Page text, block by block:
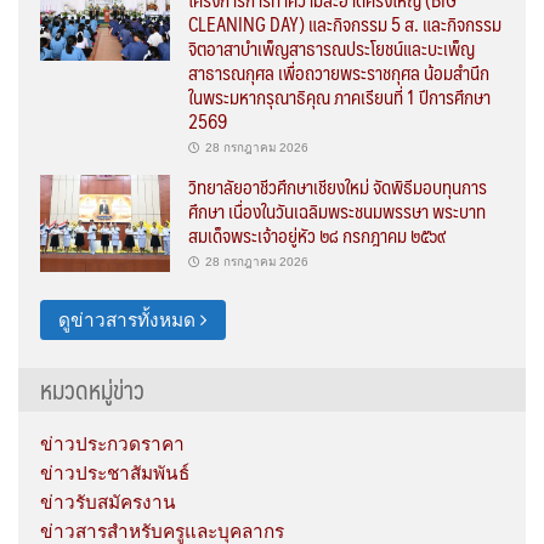
CLEANING DAY) และกิจกรรม 5 ส. และกิจกรรม
จิตอาสาบำเพ็ญสาธารณประโยชน์และบะเพ็ญ
สาธารณกุศล เพื่อถวายพระราชกุศล น้อมสำนึก
ในพระมหากรุณาธิคุณ ภาคเรียนที่ 1 ปีการศึกษา
2569
28 กรกฎาคม 2026
วิทยาลัยอาชีวศึกษาเชียงใหม่ จัดพิธีมอบทุนการ
ศึกษา เนื่องในวันเฉลิมพระชนมพรรษา พระบาท
สมเด็จพระเจ้าอยู่หัว ๒๘ กรกฎาคม ๒๕๖๙
28 กรกฎาคม 2026
ดูข่าวสารทั้งหมด
หมวดหมู่ข่าว
ข่าวประกวดราคา
ข่าวประชาสัมพันธ์
ข่าวรับสมัครงาน
ข่าวสารสำหรับครูและบุคลากร